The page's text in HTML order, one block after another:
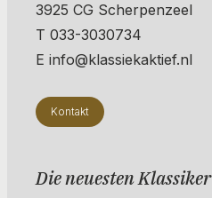
3925 CG Scherpenzeel
T 033-3030734
E info@klassiekaktief.nl
Kontakt
Die neuesten Klassiker